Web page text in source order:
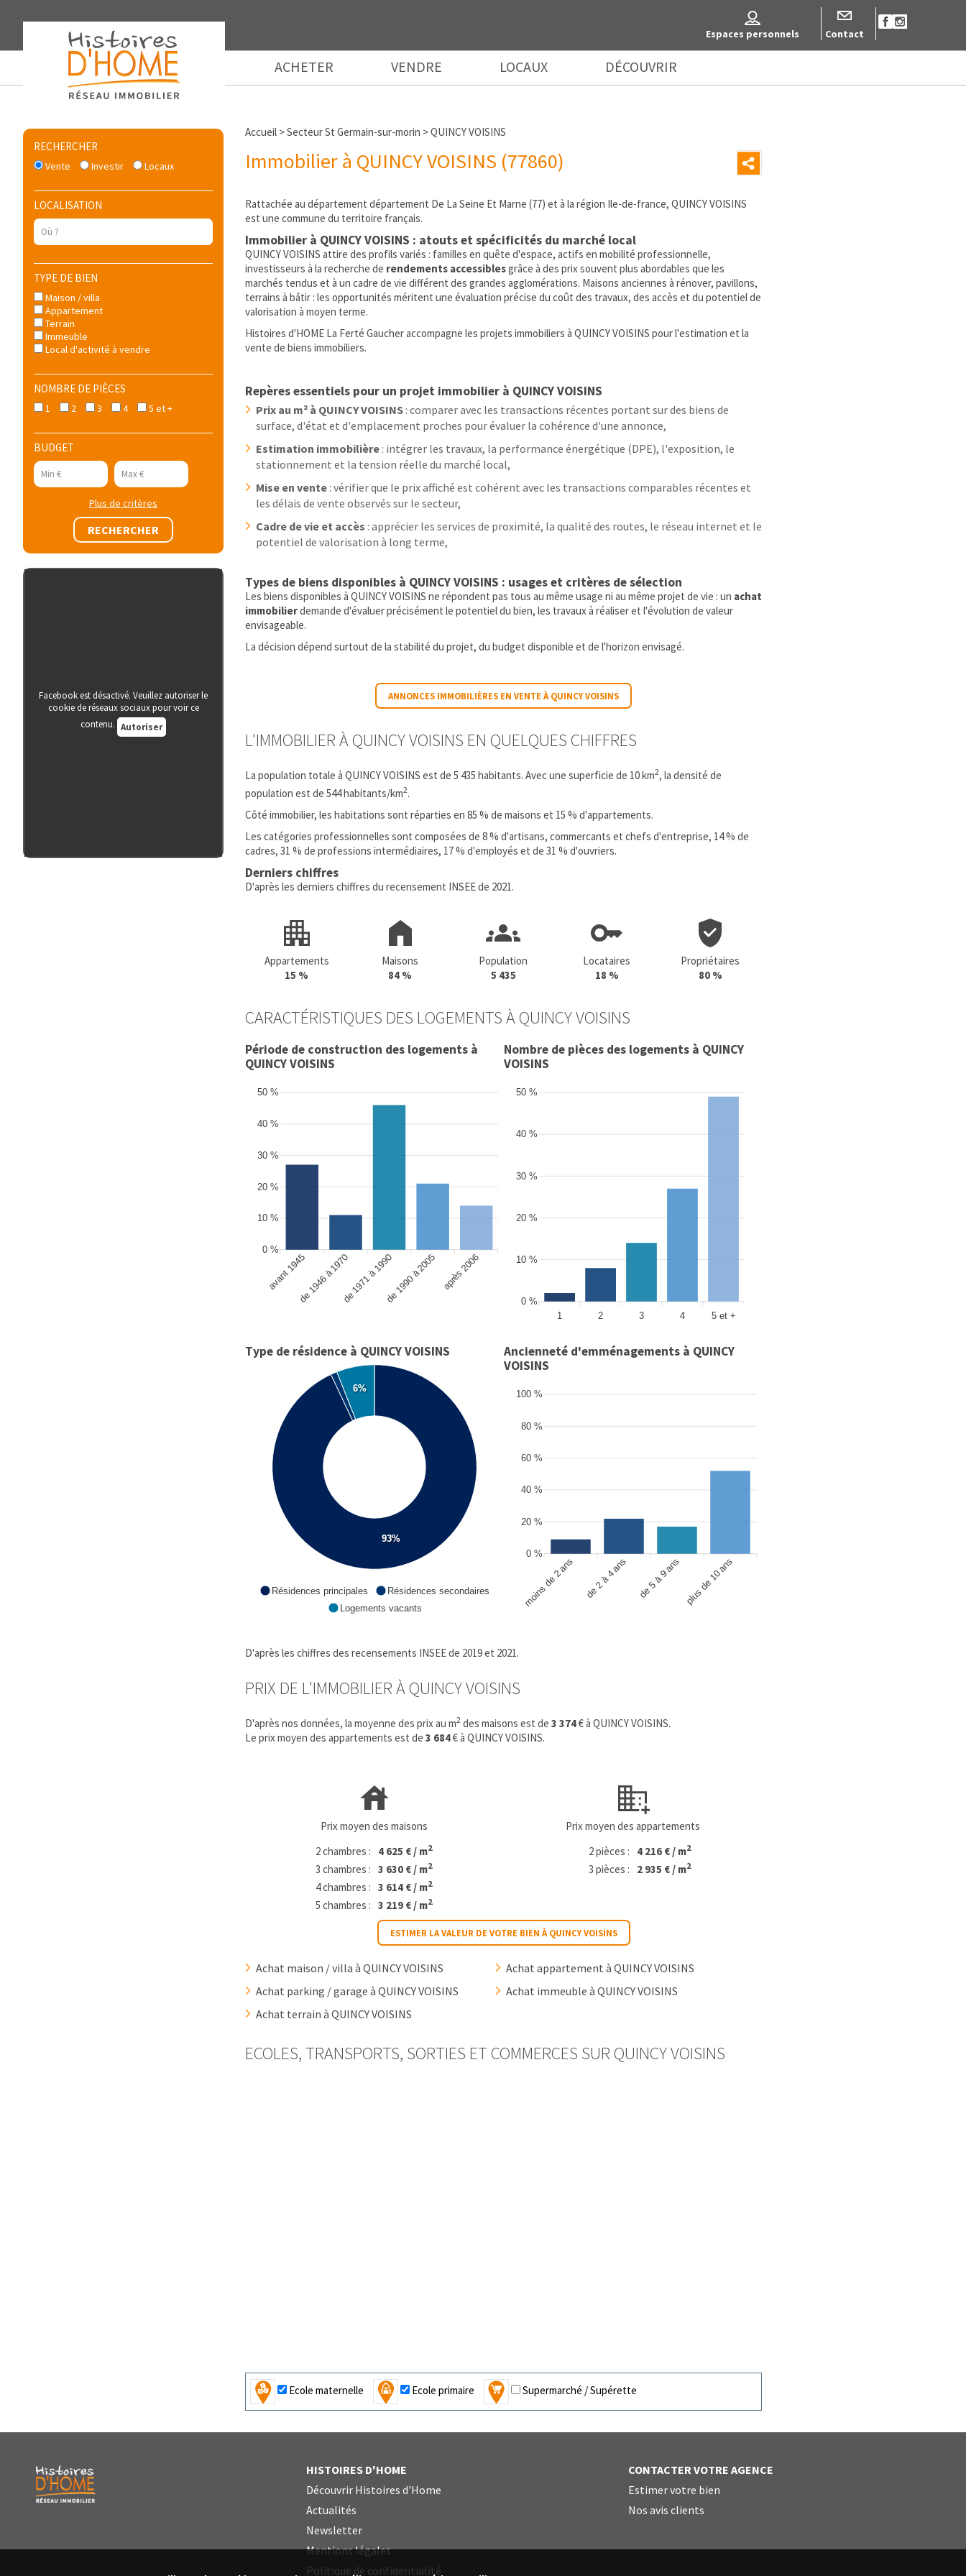
Contact
Espaces personnels
ACHETER VENDRE LOCAUX DÉCOUVRIR
RECHERCHER
Vente Investir Locaux
LOCALISATION
TYPE DE BIEN
Maison / villa
Appartement
Terrain
Immeuble
Local d'activité à vendre
NOMBRE DE PIÈCES
1 2 3 4 5 et +
BUDGET
Plus de critères
Facebook est désactivé. Veuillez autoriser le
cookie de réseaux sociaux pour voir ce
contenu. Autoriser
Accueil >Secteur St Germain-sur-morin >QUINCY VOISINS
Immobilier à QUINCY VOISINS (77860)
Rattachée au département département De La Seine Et Marne (77) et à la région Ile-de-france, QUINCY VOISINS
est une commune du territoire français.
Immobilier à QUINCY VOISINS : atouts et spécificités du marché local
QUINCY VOISINS attire des profils variés : familles en quête d'espace, actifs en mobilité professionnelle,
investisseurs à la recherche de rendements accessiblesgrâce à des prix souvent plus abordables que les
marchés tendus et à un cadre de vie différent des grandes agglomérations. Maisons anciennes à rénover, pavillons,
terrains à bâtir : les opportunités méritent une évaluation précise du coût des travaux, des accès et du potentiel de
valorisation à moyen terme.
Histoires d'HOME La Ferté Gaucher accompagne les projets immobiliers à QUINCY VOISINS pour l'estimation et la
vente de biens immobiliers.
Repères essentiels pour un projet immobilier à QUINCY VOISINS
Prix au m² à QUINCY VOISINS : comparer avec les transactions récentes portant sur des biens de
surface, d'état et d'emplacement proches pour évaluer la cohérence d'une annonce,
Estimation immobilière : intégrer les travaux, la performance énergétique (DPE), l'exposition, le
stationnement et la tension réelle du marché local,
Mise en vente : vérifier que le prix affiché est cohérent avec les transactions comparables récentes et
les délais de vente observés sur le secteur,
Cadre de vie et accès : apprécier les services de proximité, la qualité des routes, le réseau internet et le
potentiel de valorisation à long terme,
Types de biens disponibles à QUINCY VOISINS : usages et critères de sélection
Les biens disponibles à QUINCY VOISINS ne répondent pas tous au même usage ni au même projet de vie : un achat
immobilierdemande d'évaluer précisément le potentiel du bien, les travaux à réaliser et l'évolution de valeur
envisageable.
La décision dépend surtout de la stabilité du projet, du budget disponible et de l'horizon envisagé.
ANNONCES IMMOBILIÈRES EN VENTE À QUINCY VOISINS
L'IMMOBILIER À QUINCY VOISINS EN QUELQUES CHIFFRES
La population totale à QUINCY VOISINS est de 5 435 habitants. Avec une superficie de 10 km2, la densité de
population est de 544 habitants/km2.
Côté immobilier, les habitations sont réparties en 85 % de maisons et 15 % d'appartements.
Les catégories professionnelles sont composées de 8 % d'artisans, commercants et chefs d'entreprise, 14 % de
cadres, 31 % de professions intermédiaires, 17 % d'employés et de 31 % d'ouvriers.
Derniers chiffres
D'après les derniers chiffres du recensement INSEE de 2021.
Appartements
15 %
Maisons
84 %
Population
5 435
Locataires
18 %
Propriétaires
80 %
CARACTÉRISTIQUES DES LOGEMENTS À QUINCY VOISINS
Période de construction des logements à
QUINCY VOISINS
50 %
40 %
30 %
20 %
10 %
0 %
avant 1945de 1946 à 1970de 1971 à 1990de 1990 à 2005 après 2006
Nombre de pièces des logements à QUINCY
VOISINS
50 %
40 %
30 %
20 %
10 %
0 %
1
2 3 4 5 et +
Type de résidence à QUINCY VOISINS
93%
6%
Résidences principales
Résidences secondaires
Logements vacants
Ancienneté d'emménagements à QUINCY
VOISINS
100 %
80 %
60 %
40 %
20 %
0 %
moins de 2 ans de 2 à 4 ans de 5 à 9 ans plus de 10 ans
D'après les chiffres des recensements INSEE de 2019 et 2021.
PRIX DE L'IMMOBILIER À QUINCY VOISINS
D'après nos données, la moyenne des prix au m2 des maisons est de 3 374€ à QUINCY VOISINS.
Le prix moyen des appartements est de 3 684€ à QUINCY VOISINS.
Prix moyen des maisons
2 chambres :
4 625 € / m2
3 chambres : 3 630 € / m2
4 chambres : 3 614 € / m2
5 chambres : 3 219 € / m2
Prix moyen des appartements
2 pièces :
4 216 € / m2
3 pièces : 2 935 € / m2
ESTIMER LA VALEUR DE VOTRE BIEN À QUINCY VOISINS
Achat maison / villa à QUINCY VOISINS
Achat appartement à QUINCY VOISINS
Achat parking / garage à QUINCY VOISINS
Achat immeuble à QUINCY VOISINS
Achat terrain à QUINCY VOISINS
ECOLES, TRANSPORTS, SORTIES ET COMMERCES SUR QUINCY VOISINS
Ecole maternelle Ecole primaire Supermarché / Supérette
HISTOIRES D'HOME
Découvrir Histoires d'Home
Actualités
Newsletter
Mentions légales
Politique de confidentialité
CONTACTER VOTRE AGENCE
Estimer votre bien
Nos avis clients